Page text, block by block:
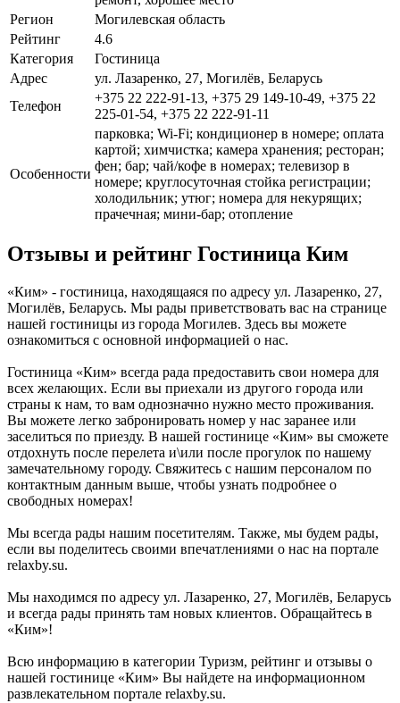
Регион
Могилевская область
Рейтинг
4.6
Категория
Гостиница
Адрес
ул. Лазаренко, 27, Могилёв, Беларусь
Телефон
+375 22 222-91-13, +375 29 149-10-49, +375 22
225-01-54, +375 22 222-91-11
Особенности
парковка; Wi-Fi; кондиционер в номере; оплата
картой; химчистка; камера хранения; ресторан;
фен; бар; чай/кофе в номерах; телевизор в
номере; круглосуточная стойка регистрации;
холодильник; утюг; номера для некурящих;
прачечная; мини-бар; отопление
Отзывы и рейтинг Гостиница Ким
«Ким» - гостиница, находящаяся по адресу ул. Лазаренко, 27,
Могилёв, Беларусь. Мы рады приветствовать вас на странице
нашей гостиницы из города Могилев. Здесь вы можете
ознакомиться с основной информацией о нас.
Гостиница «Ким» всегда рада предоставить свои номера для
всех желающих. Если вы приехали из другого города или
страны к нам, то вам однозначно нужно место проживания.
Вы можете легко забронировать номер у нас заранее или
заселиться по приезду. В нашей гостинице «Ким» вы сможете
отдохнуть после перелета и\или после прогулок по нашему
замечательному городу. Свяжитесь с нашим персоналом по
контактным данным выше, чтобы узнать подробнее о
свободных номерах!
Мы всегда рады нашим посетителям. Также, мы будем рады,
если вы поделитесь своими впечатлениями о нас на портале
relaxby.su.
Мы находимся по адресу ул. Лазаренко, 27, Могилёв, Беларусь
и всегда рады принять там новых клиентов. Обращайтесь в
«Ким»!
Всю информацию в категории Туризм, рейтинг и отзывы о
нашей гостинице «Ким» Вы найдете на информационном
развлекательном портале relaxby.su.